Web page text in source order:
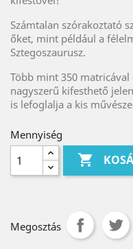
Számtalan szórakoztató
őket, mint például a
Sztegoszaurusz.
Több mint 350
nagyszerű kifesthető
is lefoglalja a kis
Mennyiség

Megosztás